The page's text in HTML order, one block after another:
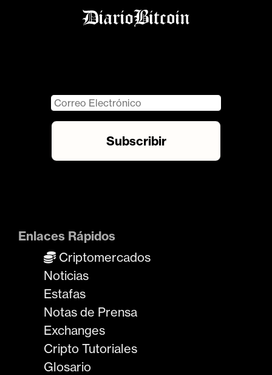
Enlaces Rápidos
Criptomercados
Noticias
Estafas
Notas de Prensa
Exchanges
Cripto Tutoriales
Glosario